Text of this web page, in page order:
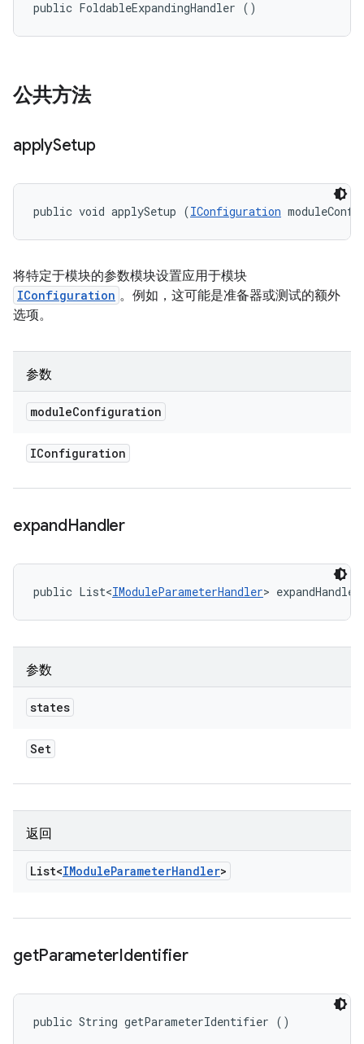
public FoldableExpandingHandler ()
公共方法
applySetup
public void applySetup (IConfiguration
将特定于模块的参数模块设置应用于模块
IConfiguration 。例如，这可能是准备器或测试的额外
选项。
参数
moduleConfiguration
IConfiguration
expandHandler
public List<IModuleParameterHandler>
参数
states
Set
返回
List<IModuleParameterHandler>
getParameterIdentifier
public String getParameterIdentifier ()